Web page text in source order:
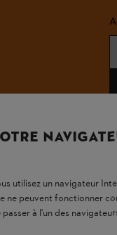
utilisez un navigateur
ne peuvent fonctionner
passer à l'un des